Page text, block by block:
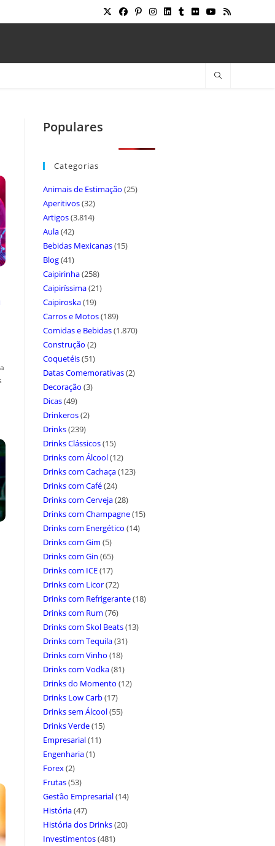
Populares
Categorias
Animais de Estimação (25)
Aperitivos(32)
Artigos(3.814)
Aula(42)
Bebidas Mexicanas(15)
Blog(41)
Caipirinha(258)
Caipiríssima(21)
Caipiroska(19)
Carros e Motos(189)
Comidas e Bebidas(1.870)
Construção (2)
Coquetéis(51)
Datas Comemorativas(2)
Decoração (3)
Dicas(49)
Drinkeros(2)
Drinks(239)
Drinks Clássicos(15)
Drinks com Álcool(12)
Drinks com Cachaça(123)
Drinks com Café(24)
Drinks com Cerveja(28)
Drinks com Champagne(15)
Drinks com Energético (14)
Drinks com Gim (5)
Drinks com Gin (65)
Drinks com ICE(17)
Drinks com Licor(72)
Drinks com Refrigerante(18)
Drinks com Rum (76)
Drinks com Skol Beats(13)
Drinks com Tequila(31)
Drinks com Vinho (18)
Drinks com Vodka(81)
Drinks do Momento (12)
Drinks Low Carb(17)
Drinks sem Álcool(55)
Drinks Verde(15)
Empresarial(11)
Engenharia(1)
Forex(2)
Frutas(53)
Gestão Empresarial(14)
História(47)
História dos Drinks(20)
Investimentos(481)